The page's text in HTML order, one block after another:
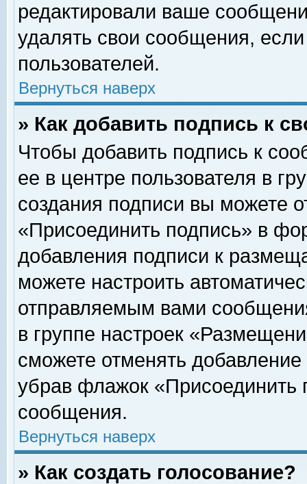
редактировали ваше
удалять свои сообщения,
пользователей.
Вернуться наверх
» Как добавить подпись к
Чтобы добавить подпись к
ее в центре пользователя в
создания подписи вы можете
«Присоединить подпись» в
добавления подписи к
можете настроить
отправляемым вами
в группе настроек
сможете отменять
убрав флажок «Присоединить
сообщения.
Вернуться наверх
» Как создать голосование?